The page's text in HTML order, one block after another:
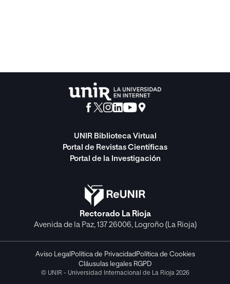
UNIR Biblioteca Virtual
Portal de Revistas Científicas
Portal de la Investigación
Rectorado La Rioja
Avenida de la Paz, 137 26006, Logroño (La Rioja)
Aviso Legal Política de Privacidad Política de Cookies
Cláusulas legales RGPD
© UNIR - Universidad Internacional de La Rioja 2026